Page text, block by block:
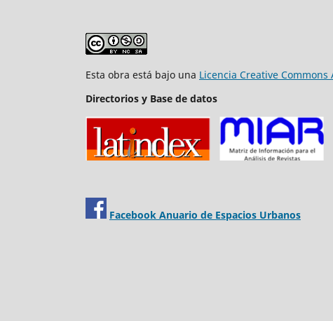
Esta obra está bajo una Licencia Creative
Directorios y Base de datos
Facebook Anuario de Espacios Urbanos